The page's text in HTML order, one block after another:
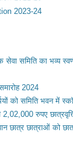
2023-24
सेवा समिति का भव्य
2024
को समिति भवन में
रुपए
छात्र छात्राओं को